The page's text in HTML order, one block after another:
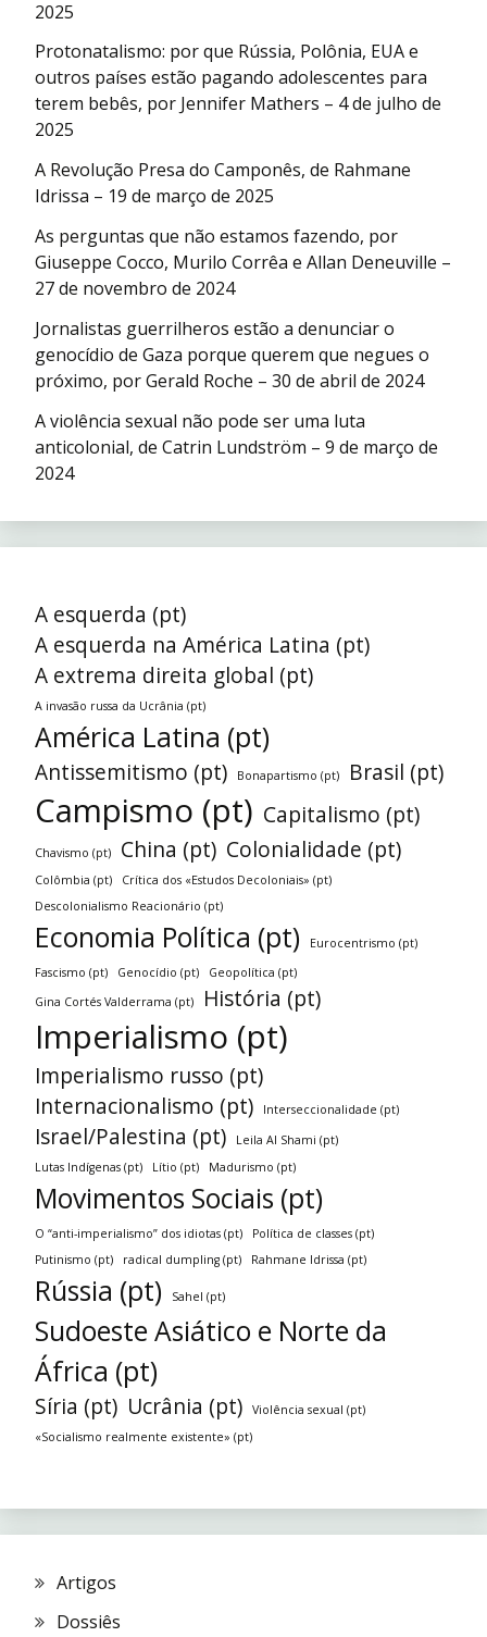
2025
Protonatalismo: por que Rússia, Polônia, EUA e
outros países estão pagando adolescentes para
terem bebês, por Jennifer Mathers – 4 de julho de
2025
A Revolução Presa do Camponês, de Rahmane
Idrissa – 19 de março de 2025
As perguntas que não estamos fazendo, por
Giuseppe Cocco, Murilo Corrêa e Allan Deneuville –
27 de novembro de 2024
Jornalistas guerrilheros estão a denunciar o
genocídio de Gaza porque querem que negues o
próximo, por Gerald Roche – 30 de abril de 2024
A violência sexual não pode ser uma luta
anticolonial, de Catrin Lundström – 9 de março de
2024
A esquerda (pt)
A esquerda na América Latina (pt)
A extrema direita global (pt)
A invasão russa da Ucrânia (pt)
América Latina (pt)
Antissemitismo (pt) Bonapartismo (pt) Brasil (pt)
Campismo (pt) Capitalismo (pt)
Chavismo (pt) China (pt) Colonialidade (pt)
Colômbia (pt)
Crítica dos «Estudos Decoloniais» (pt)
Descolonialismo Reacionário (pt)
Economia Política (pt)
Eurocentrismo (pt)
Fascismo (pt)
Genocídio (pt)
Geopolítica (pt)
Gina Cortés Valderrama (pt)
História (pt)
Imperialismo (pt)
Imperialismo russo (pt)
Internacionalismo (pt)
Interseccionalidade (pt)
Israel/Palestina (pt)
Leila Al Shami (pt)
Lutas Indígenas (pt)
Lítio (pt) Madurismo (pt)
Movimentos Sociais (pt)
O “anti-imperialismo” dos idiotas (pt)
Política de classes (pt)
Putinismo (pt)
radical dumpling (pt) Rahmane Idrissa (pt)
Rússia (pt) Sahel (pt)
Sudoeste Asiático e Norte da
África (pt)
Síria (pt) Ucrânia (pt)
Violência sexual (pt)
«Socialismo realmente existente» (pt)
Artigos
Dossiês